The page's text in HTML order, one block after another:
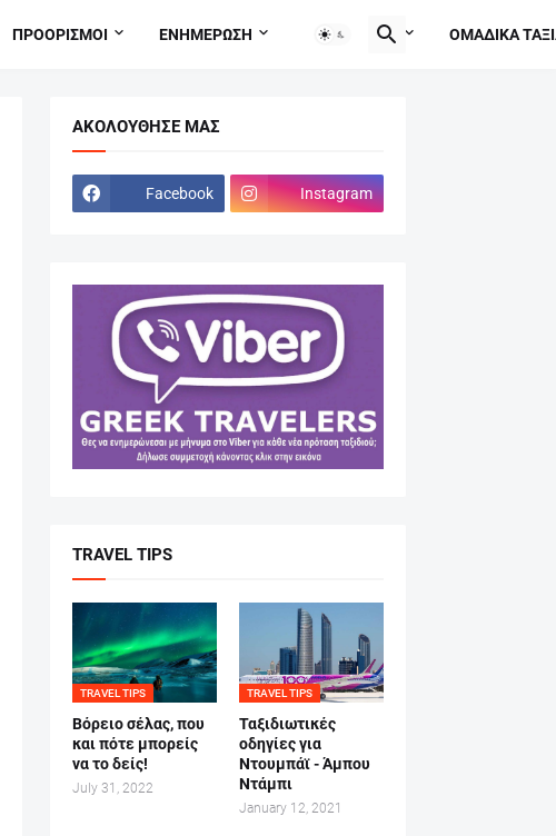
ΠΡΟΟΡΙΣΜΟΙ ΕΝΗΜΕΡΩΣΗ TRAVEL TIPS ΟΜΑΔΙΚΑ
ΑΚΟΛΟΎΘΗΣΕ ΜΑΣ
Facebook Instagram
TRAVEL TIPS
TRAVEL TIPS
Βόρειο σέλας, που
και πότε μπορείς
να το δείς!
July 31, 2022
TRAVEL TIPS
Ταξιδιωτικές
οδηγίες για
Ντουμπάϊ - Άμπου
Ντάμπι
January 12, 2021